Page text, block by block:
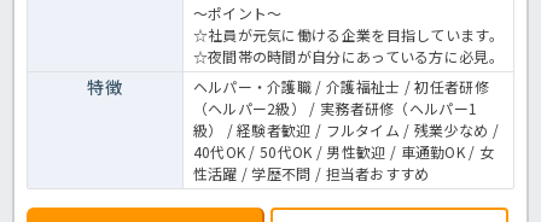
～ポイント～
☆社員が元気に働ける企業を目指しています。
☆夜間帯の時間が自分にあっている方に必見。
特徴
ヘルパー・介護職 / 介護福祉士 / 初任者研修
（ヘルパー2級） / 実務者研修（ヘルパー1
級） / 経験者歓迎 / フルタイム / 残業少なめ /
40代OK / 50代OK / 男性歓迎 / 車通勤OK / 女
性活躍 / 学歴不問 / 担当者おすすめ